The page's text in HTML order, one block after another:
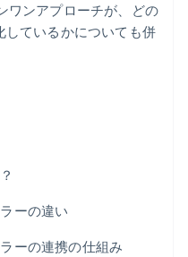
ワンアプローチが、どの
しているかについても併
ーの違い
ーの連携の仕組み